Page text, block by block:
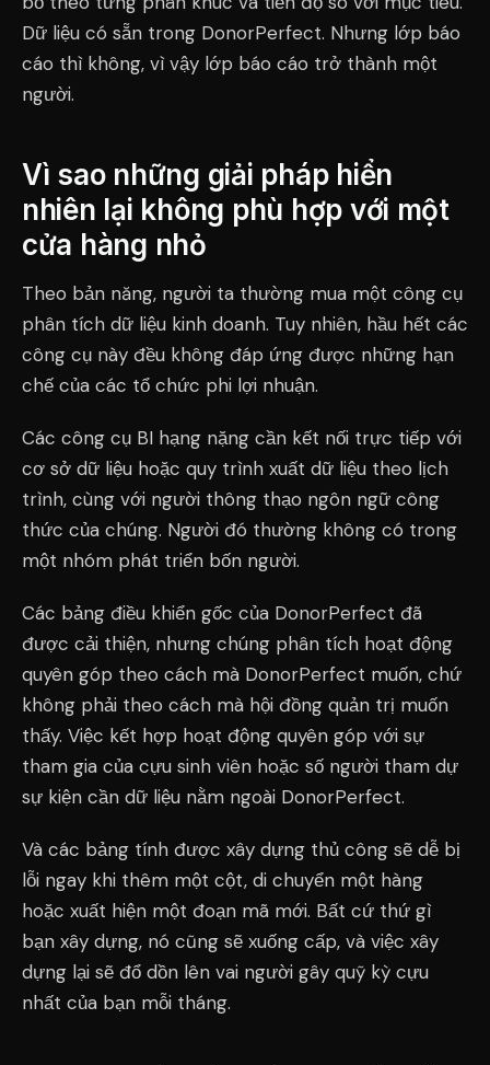
Dữ liệu có sẵn trong DonorPerfect. Nhưng lớp báo
cáo thì không, vì vậy lớp báo cáo trở thành một
người.
Vì sao những giải pháp hiển
nhiên lại không phù hợp với một
cửa hàng nhỏ
Theo bản năng, người ta thường mua một công cụ
phân tích dữ liệu kinh doanh. Tuy nhiên, hầu hết các
công cụ này đều không đáp ứng được những hạn
chế của các tổ chức phi lợi nhuận.
Các công cụ BI hạng nặng cần kết nối trực tiếp với
cơ sở dữ liệu hoặc quy trình xuất dữ liệu theo lịch
trình, cùng với người thông thạo ngôn ngữ công
thức của chúng. Người đó thường không có trong
một nhóm phát triển bốn người.
Các bảng điều khiển gốc của DonorPerfect đã
được cải thiện, nhưng chúng phân tích hoạt động
quyên góp theo cách mà DonorPerfect muốn, chứ
không phải theo cách mà hội đồng quản trị muốn
thấy. Việc kết hợp hoạt động quyên góp với sự
tham gia của cựu sinh viên hoặc số người tham dự
sự kiện cần dữ liệu nằm ngoài DonorPerfect.
Và các bảng tính được xây dựng thủ công sẽ dễ bị
lỗi ngay khi thêm một cột, di chuyển một hàng
hoặc xuất hiện một đoạn mã mới. Bất cứ thứ gì
bạn xây dựng, nó cũng sẽ xuống cấp, và việc xây
dựng lại sẽ đổ dồn lên vai người gây quỹ kỳ cựu
nhất của bạn mỗi tháng.